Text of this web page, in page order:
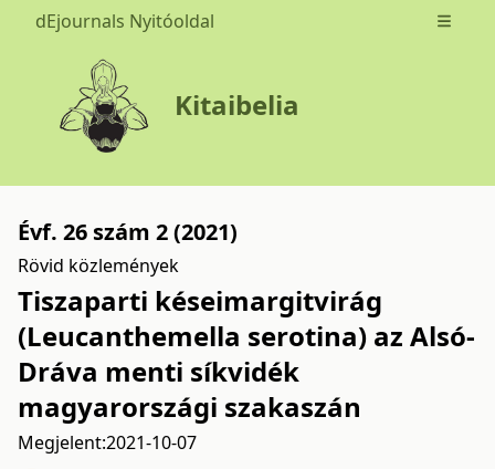
dEjournals Nyitóoldal Open
Kitaibelia
Évf. 26 szám 2 (2021)
Rövid közlemények
Tiszaparti késeimargitvirág
(Leucanthemella serotina) az Alsó-
Dráva menti síkvidék
magyarországi szakaszán
Megjelent:2021-10-07